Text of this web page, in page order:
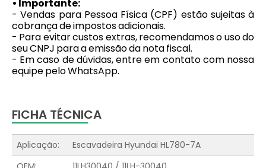
• Importante:
- Vendas para Pessoa Física (CPF) estão sujeitas à
cobrança de impostos adicionais.
- Para evitar custos extras, recomendamos o uso do
seu CNPJ para a emissão da nota fiscal.
- Em caso de dúvidas, entre em contato com nossa
equipe pelo WhatsApp.
FICHA TÉCNICA
Aplicação:
Escavadeira Hyundai HL780-7A